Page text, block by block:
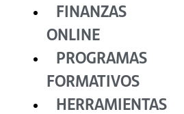
FINANZAS
ONLINE
PROGRAMAS
FORMATIVOS
HERRAMIENTAS